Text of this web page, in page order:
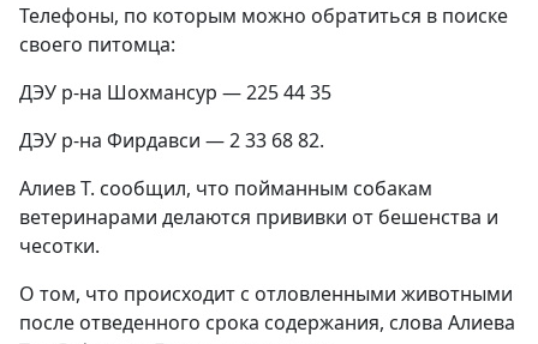
Телефоны, по которым можно обратиться в поиске
своего питомца:
ДЭУ р-на Шохмансур — 225 44 35
ДЭУ р-на Фирдавси — 2 33 68 82.
Алиев Т. сообщил, что пойманным собакам
ветеринарами делаются прививки от бешенства и
чесотки.
О том, что происходит с отловленными животными
после отведенного срока содержания, слова Алиева